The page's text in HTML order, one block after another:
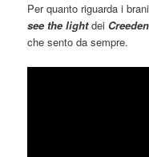
Per quanto riguarda i
see the lightdei
che sento da sempre.